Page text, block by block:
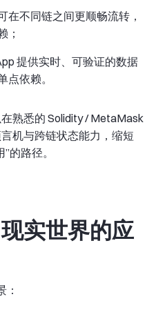
在不同链之间更顺畅流转，
；
提供实时、可验证的数据
依赖。
熟悉的 Solidity / MetaMask
机与跨链状态能力，缩短
的路径。
实世界的应
：